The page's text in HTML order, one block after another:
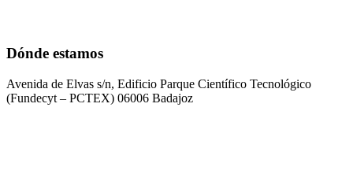
Dónde estamos
Avenida de Elvas s/n, Edificio Parque Científico Tecnológico
(Fundecyt – PCTEX) 06006 Badajoz